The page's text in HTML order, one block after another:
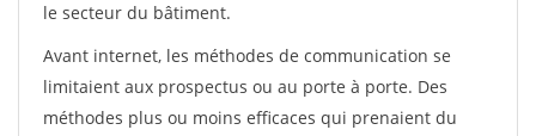
le secteur du bâtiment.
Avant internet, les méthodes de communication se
limitaient aux prospectus ou au porte à porte. Des
méthodes plus ou moins efficaces qui prenaient du